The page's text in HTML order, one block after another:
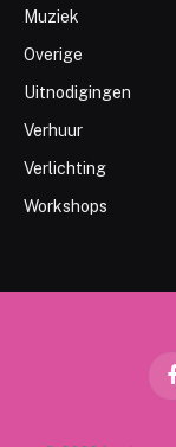
Muziek
Overige
Uitnodigingen
Verhuur
Verlichting
Workshops